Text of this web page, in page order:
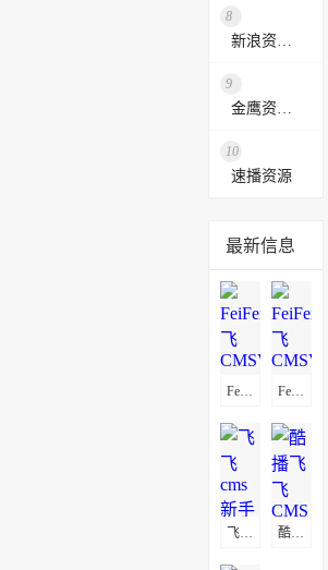
8
9
10
速播资源
最新信息
FeiFeiCms(飞飞CMSV3.4)通用采集教程(图文)
酷播飞飞CMS采集教程